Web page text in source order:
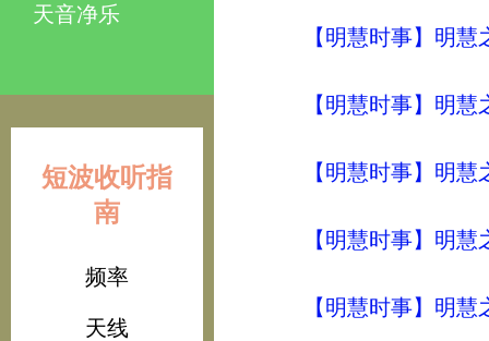
天音净乐
短波收听指
南
频率
天线
【明慧时事】明
【明慧时事】明
【明慧时事】明
【明慧时事】明
【明慧时事】明